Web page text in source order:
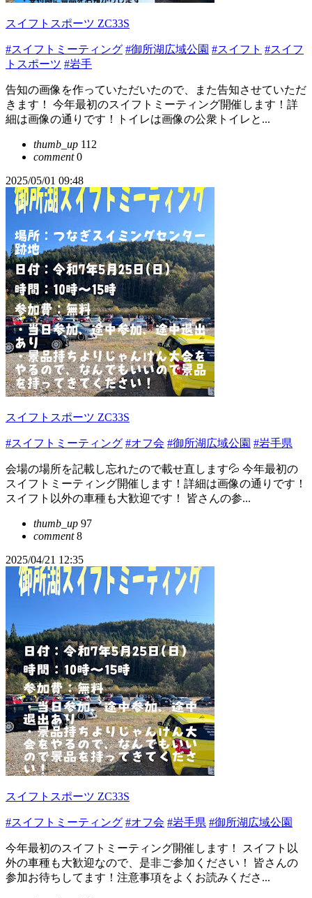
スイフトスポーツ ZC33S
#スイフトミーティング #御所湖広域公園 #スイフト #スイフ
トスポーツ #岩手
告知の画像を作っていただいたので、また告知させていただ
きます！ 今年最初のスイフトミーティング開催します！詳
細は画像の通りです！トイレは画像の公衆トイレと...
thumb_up 112
comment0
2025/05/01 09:48
スイフトスポーツ ZC33S
#スイフトミーティング #オフ会 #御所湖広域公園 #岩手県
会場の場所を記載し忘れたので載せ直します💦 今年最初の
スイフトミーティング開催します！詳細は画像の通りです！
スイフト以外の車種も大歓迎です！ 皆さんの参...
thumb_up 97
comment8
2025/04/21 12:35
スイフトスポーツ ZC33S
#スイフトミーティング #オフ会 #岩手県 #御所湖広域公園
今年最初のスイフトミーティング開催します！ スイフト以
外の車種も大歓迎なので、是非ご参加ください！ 皆さんの
参加お待ちしてます！注意事項をよくお読みくださ...